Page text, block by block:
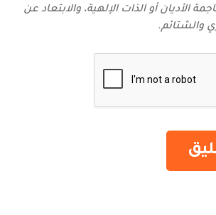
الأديان أو الذات الإلهية، والابتعاد عن
والشتائم‬.